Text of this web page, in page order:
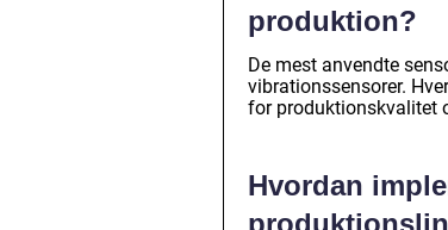
produktion?
De mest anvendte
vibrationssensorer.
for produktionskvalitet
Hvordan